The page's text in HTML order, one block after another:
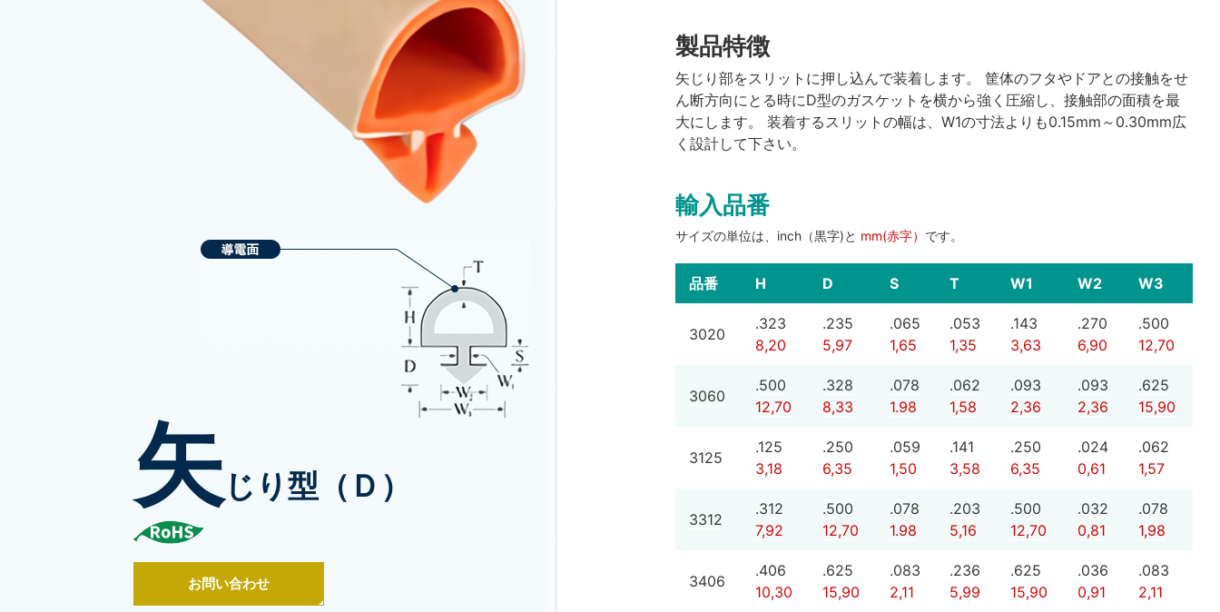
矢 じり型（Ｄ）
お問い合わせ
製品特徴
矢じり部をスリットに押し込んで装着します。 筐体のフタやドアとの接触をせ
ん断方向にとる時にD型のガスケットを横から強く圧縮し、接触部の面積を最
大にします。 装着するスリットの幅は、W1の寸法よりも0.15mm～0.30mm広
く設計して下さい。
輸入品番
サイズの単位は、inch（黒字)と mm(赤字） です。
品番 H D S T W1 W2 W3
3020
.323
8,20
.235
5,97
.065
1,65
.053
1,35
.143
3,63
.270
6,90
.500
12,70
3060
.500
12,70
.328
8,33
.078
1.98
.062
1,58
.093
2,36
.093
2,36
.625
15,90
3125
.125
3,18
.250
6,35
.059
1,50
.141
3,58
.250
6,35
.024
0,61
.062
1,57
3312
.312
7,92
.500
12,70
.078
1.98
.203
5,16
.500
12,70
.032
0,81
.078
1,98
3406
.406
10,30
.625
15,90
.083
2,11
.236
5,99
.625
15,90
.036
0,91
.083
2,11